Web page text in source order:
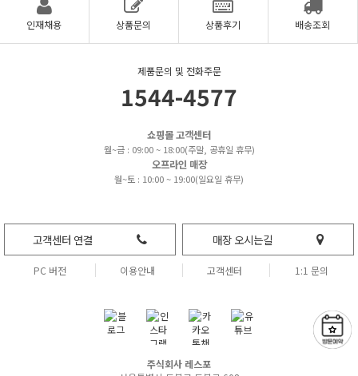
인재채용 상품문의 상품후기 배송조회
제품문의 및 전화주문
1544-4577
쇼핑몰 고객센터
월~금 : 09:00 ~ 18:00(주말, 공휴일 휴무)
오프라인 매장
월~토 : 10:00 ~ 19:00(일요일 휴무)
고객센터 연결 매장 오시는길
PC 버전 이용안내 고객센터 1:1 문의
주식회사 레스포